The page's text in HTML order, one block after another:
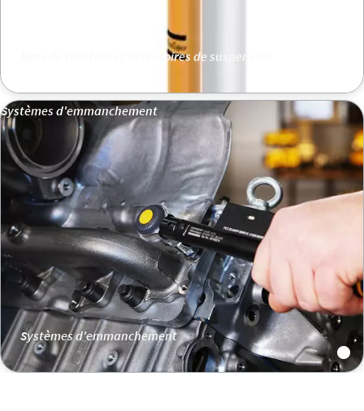
Bras de réaction et accessoires de suspension
Systèmes d'emmanchement
Systèmes d'emmanchement